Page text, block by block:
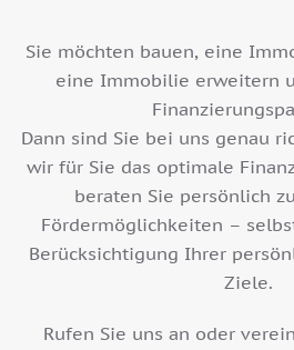
Sie möchten bauen, eine
eine Immobilie erweitern
Dann sind Sie bei uns genau
wir für Sie das optimale
beraten Sie persönlich
Fördermöglichkeiten –
Berücksichtigung Ihrer
Ziele.
Rufen Sie uns an oder